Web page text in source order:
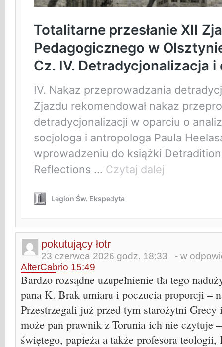
pokutujący łotr
23 czerwca 2026 godz. 18:33 - w
AlterCabrio 15:49
Bardzo rozsądne uzupełnienie tła tego
pana K. Brak umiaru i poczucia proporcji –
Przestrzegali już przed tym starożytni
może pan prawnik z Torunia ich nie czytuje
świętego, papieża a także profesora teologii,